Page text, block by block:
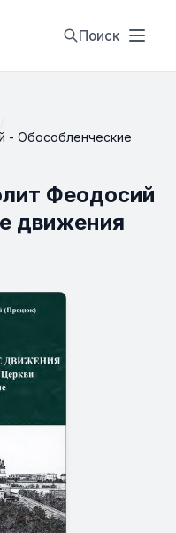
Поиск
- Обособленческие
Феодосий
движения